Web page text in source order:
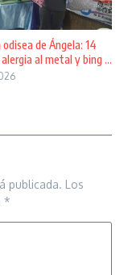
odisea de Ángela: 14
al metal y bing ...
publicada. Los
*